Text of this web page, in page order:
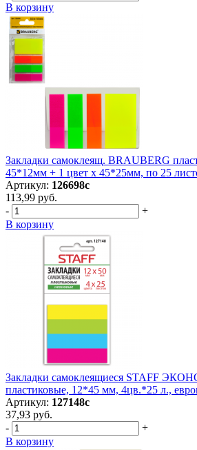
В корзину
Закладки самоклеящ. BRAUBERG
45*12мм + 1 цвет х 45*25мм, по 25
Артикул: 126698с
113,99 руб.
-
+
В корзину
Закладки самоклеящиеся STAFF
пластиковые, 12*45 мм, 4цв.*25 л.,
Артикул: 127148с
37,93 руб.
-
+
В корзину